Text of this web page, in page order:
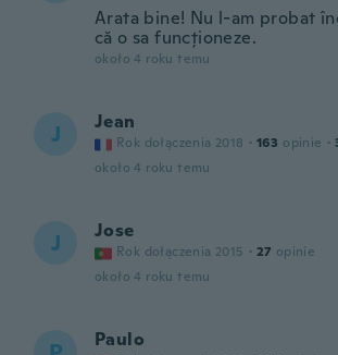
Arata bine! Nu l-am probat
că o sa funcționeze.
około 4 roku temu
J Jean
Rok dołączenia 2018 · 163 opinie ·
około 4 roku temu
J Jose
Rok dołączenia 2015 · 27 opinie
około 4 roku temu
Paulo